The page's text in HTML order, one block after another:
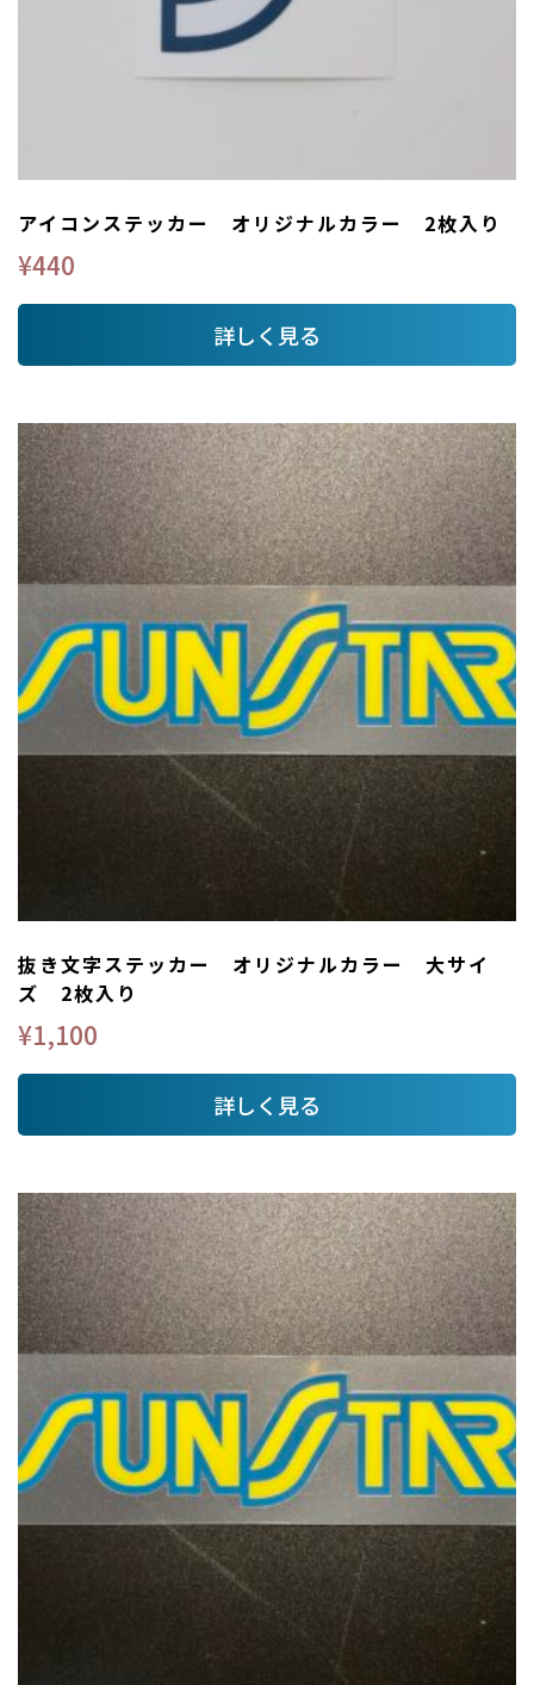
アイコンステッカー オリジナルカラー 2枚入り
¥440
詳しく見る
抜き文字ステッカー オリジナルカラー 大サイ
ズ 2枚入り
¥1,100
詳しく見る